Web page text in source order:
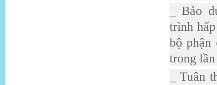
_ Bảo
trình
bộ phận
trong
_ Tuân